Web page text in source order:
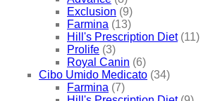
Exclusion (9)
Farmina (13)
Hill's Prescription Diet (11)
Prolife (3)
Royal Canin (6)
Cibo Umido Medicato (34)
Farmina (7)